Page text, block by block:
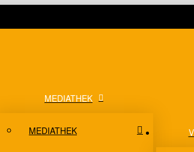
MEDIATHEK
MEDIATHEK